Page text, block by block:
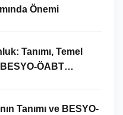
Önemi
Tanımı, Temel
ÖABT
Tanımı ve BESYO-